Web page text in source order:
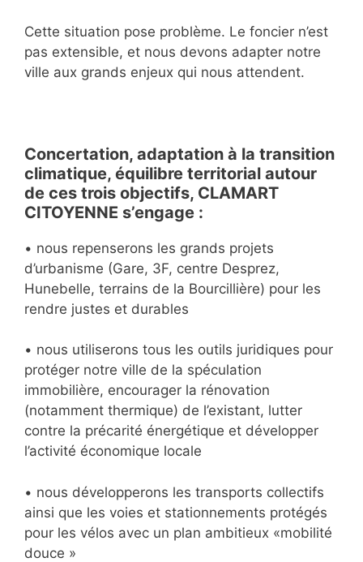
Cette situation pose problème. Le foncier n’est
pas extensible, et nous devons adapter notre
ville aux grands enjeux qui nous attendent.
Concertation, adaptation à la transition
climatique, équilibre territorial autour
de ces trois objectifs, CLAMART
CITOYENNE s’engage :
• nous repenserons les grands projets
d’urbanisme (Gare, 3F, centre Desprez,
Hunebelle, terrains de la Bourcillière) pour les
rendre justes et durables
• nous utiliserons tous les outils juridiques pour
protéger notre ville de la spéculation
immobilière, encourager la rénovation
(notamment thermique) de l’existant, lutter
contre la précarité énergétique et développer
l’activité économique locale
• nous développerons les transports collectifs
ainsi que les voies et stationnements protégés
pour les vélos avec un plan ambitieux «mobilité
douce »